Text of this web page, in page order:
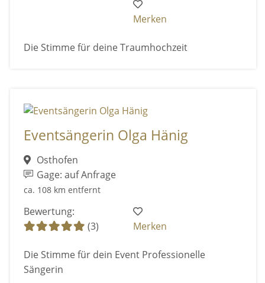
Merken
Die Stimme für deine Traumhochzeit
Eventsängerin Olga Hänig
Osthofen
Gage: auf Anfrage
ca. 108 km entfernt
Bewertung:
(3)
Merken
Die Stimme für dein Event Professionelle
Sängerin